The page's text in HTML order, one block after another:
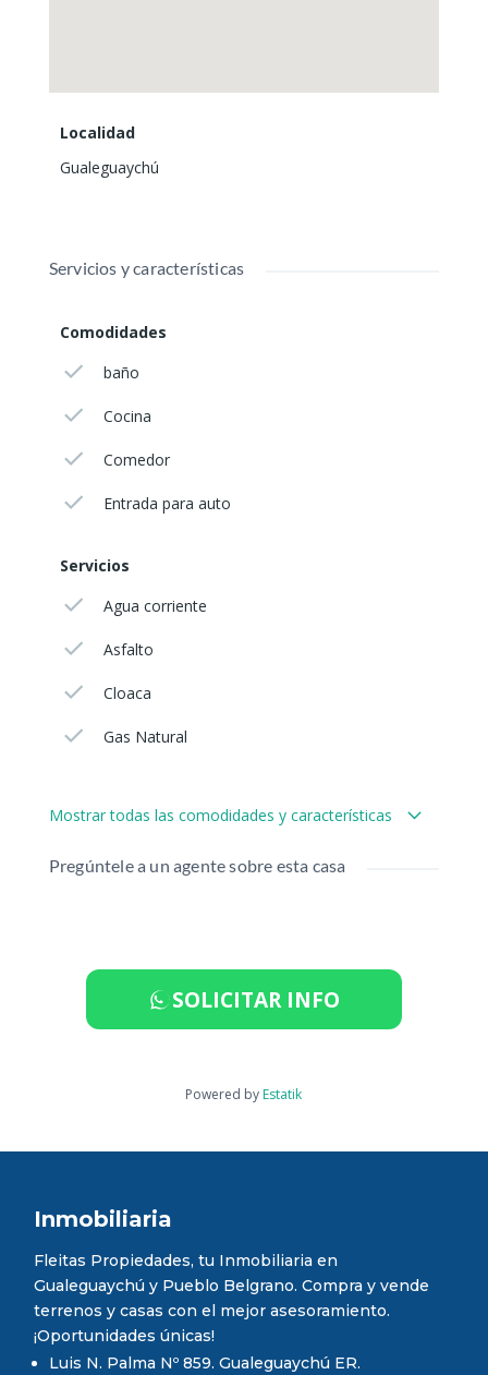
Localidad
Gualeguaychú
Servicios y características
Comodidades
baño
Cocina
Comedor
Entrada para auto
Servicios
Agua corriente
Asfalto
Cloaca
Gas Natural
Mostrar todas las comodidades y características
Pregúntele a un agente sobre esta casa
SOLICITAR INFO
Powered by Estatik
Inmobiliaria
Fleitas Propiedades, tu Inmobiliaria en
Gualeguaychú y Pueblo Belgrano. Compra y vende
terrenos y casas con el mejor asesoramiento.
¡Oportunidades únicas!
Luis N. Palma Nº 859. Gualeguaychú ER.